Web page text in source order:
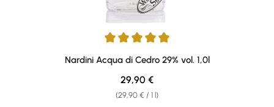
Average rating of 4.89 out of 5 stars
Nardini Acqua di Cedro 29% vol. 1,0l
(29,90 € / 1 l)
Regular price:
29,90 €